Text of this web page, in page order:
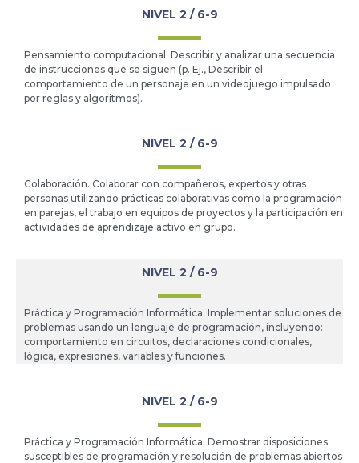
NIVEL 2 / 6-9
Pensamiento computacional. Describir y analizar una secuencia
de instrucciones que se siguen (p. Ej., Describir el
comportamiento de un personaje en un videojuego impulsado
por reglas y algoritmos).
NIVEL 2 / 6-9
Colaboración. Colaborar con compañeros, expertos y otras
personas utilizando prácticas colaborativas como la programación
en parejas, el trabajo en equipos de proyectos y la participación en
actividades de aprendizaje activo en grupo.
NIVEL 2 / 6-9
Práctica y Programación Informática. Implementar soluciones de
problemas usando un lenguaje de programación, incluyendo:
comportamiento en circuitos, declaraciones condicionales,
lógica, expresiones, variables y funciones.
NIVEL 2 / 6-9
Práctica y Programación Informática. Demostrar disposiciones
susceptibles de programación y resolución de problemas abiertos